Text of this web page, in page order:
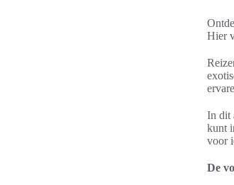
Hier
In dit
kunt
voor
De